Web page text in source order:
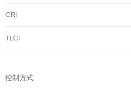
CRI
TLCI
控制方式